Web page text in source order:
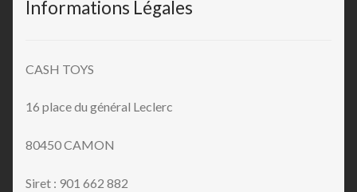
Informations Légales
CASH TOYS
16 place du général Leclerc
80450 CAMON
Siret : 901 662 882